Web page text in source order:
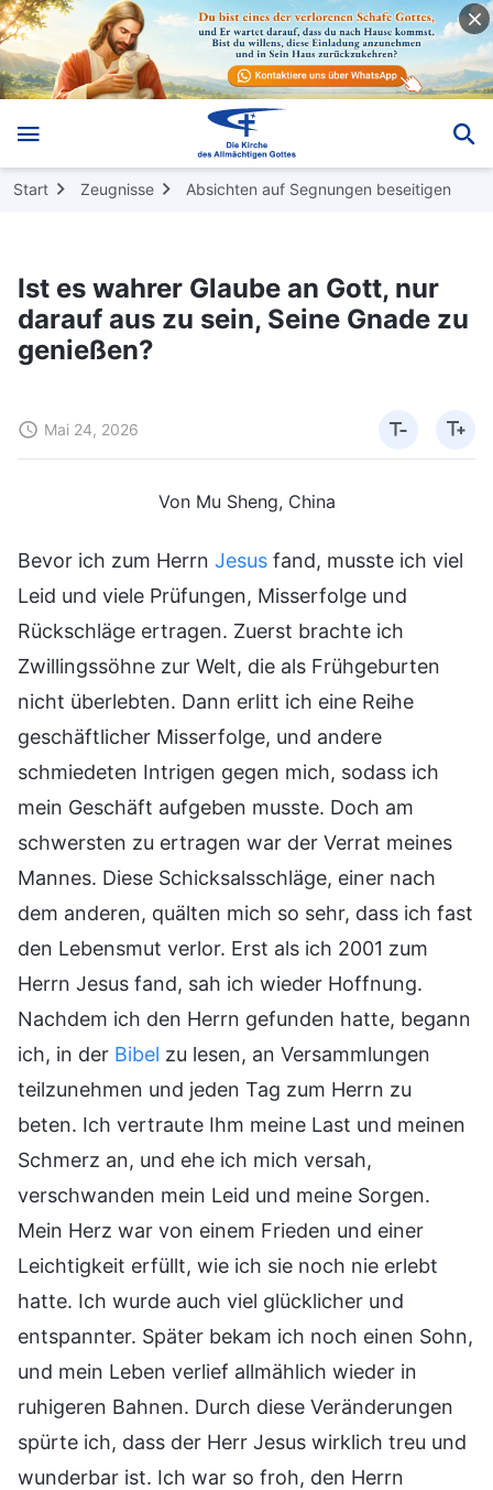
Start Zeugnisse Absichten auf Segnungen beseitigen
Ist es wahrer Glaube an Gott, nur
darauf aus zu sein, Seine Gnade zu
genießen?
Mai 24, 2026
Von Mu Sheng, China
Bevor ich zum Herrn Jesus fand, musste ich viel
Leid und viele Prüfungen, Misserfolge und
Rückschläge ertragen. Zuerst brachte ich
Zwillingssöhne zur Welt, die als Frühgeburten
nicht überlebten. Dann erlitt ich eine Reihe
geschäftlicher Misserfolge, und andere
schmiedeten Intrigen gegen mich, sodass ich
mein Geschäft aufgeben musste. Doch am
schwersten zu ertragen war der Verrat meines
Mannes. Diese Schicksalsschläge, einer nach
dem anderen, quälten mich so sehr, dass ich fast
den Lebensmut verlor. Erst als ich 2001 zum
Herrn Jesus fand, sah ich wieder Hoffnung.
Nachdem ich den Herrn gefunden hatte, begann
ich, in der Bibel zu lesen, an Versammlungen
teilzunehmen und jeden Tag zum Herrn zu
beten. Ich vertraute Ihm meine Last und meinen
Schmerz an, und ehe ich mich versah,
verschwanden mein Leid und meine Sorgen.
Mein Herz war von einem Frieden und einer
Leichtigkeit erfüllt, wie ich sie noch nie erlebt
hatte. Ich wurde auch viel glücklicher und
entspannter. Später bekam ich noch einen Sohn,
und mein Leben verlief allmählich wieder in
ruhigeren Bahnen. Durch diese Veränderungen
spürte ich, dass der Herr Jesus wirklich treu und
wunderbar ist. Ich war so froh, den Herrn